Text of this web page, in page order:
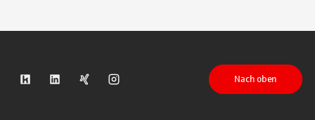
S-Kreditpartner auf Kununu
S-Kreditpartner auf LinkedIn
S-Kreditpartner auf Xing
S-Kreditpartner auf Instagram
Nach oben